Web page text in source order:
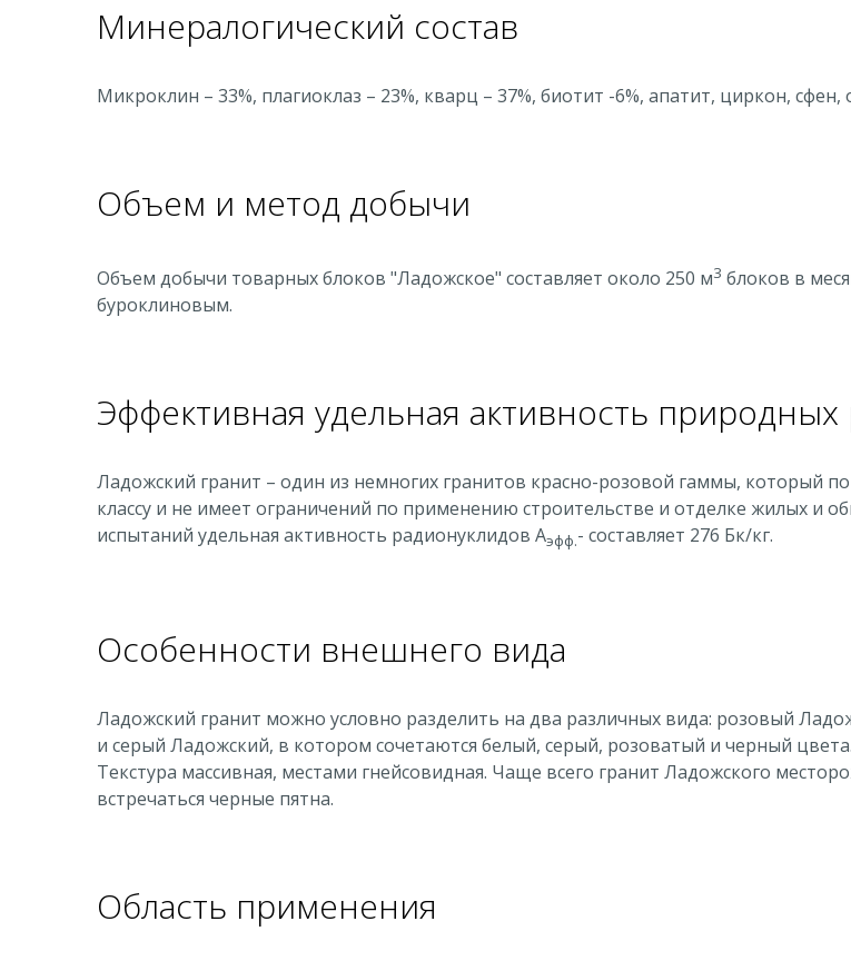
Минералогический состав
Микроклин – 33%, плагиоклаз – 23%, кварц – 37%, биотит -6%, апатит, циркон, сфен,
Объем и метод добычи
Объем добычи товарных блоков "Ладожское" составляет около 250 м3 блоков в
буроклиновым.
Эффективная удельная активность природных
Ладожский гранит – один из немногих гранитов красно-розовой гаммы, который
классу и не имеет ограничений по применению строительстве и отделке жилых и
испытаний удельная активность радионуклидов Аэфф.- составляет 276 Бк/кг.
Особенности внешнего вида
Ладожский гранит можно условно разделить на два различных вида: розовый
и серый Ладожский, в котором сочетаются белый, серый, розоватый и черный
Текстура массивная, местами гнейсовидная. Чаще всего гранит Ладожского
встречаться черные пятна.
Область применения